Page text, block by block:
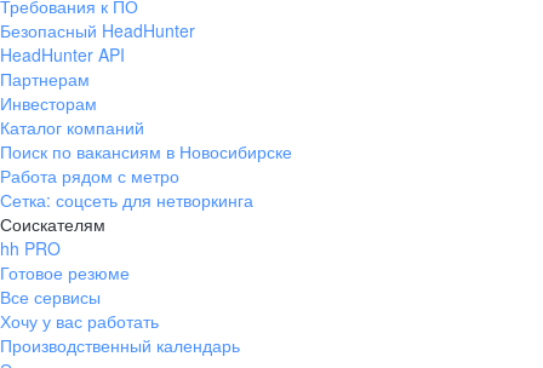
Требования к ПО
Безопасный HeadHunter
HeadHunter API
Партнерам
Инвесторам
Каталог компаний
Поиск по вакансиям в Новосибирске
Работа рядом с метро
Сетка: соцсеть для нетворкинга
Соискателям
hh PRO
Готовое резюме
Все сервисы
Хочу у вас работать
Производственный календарь